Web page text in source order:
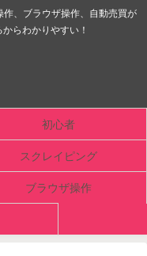
、ブラウザ操作、自動売買が
らわかりやすい！
初心者
スクレイピング
ブラウザ操作